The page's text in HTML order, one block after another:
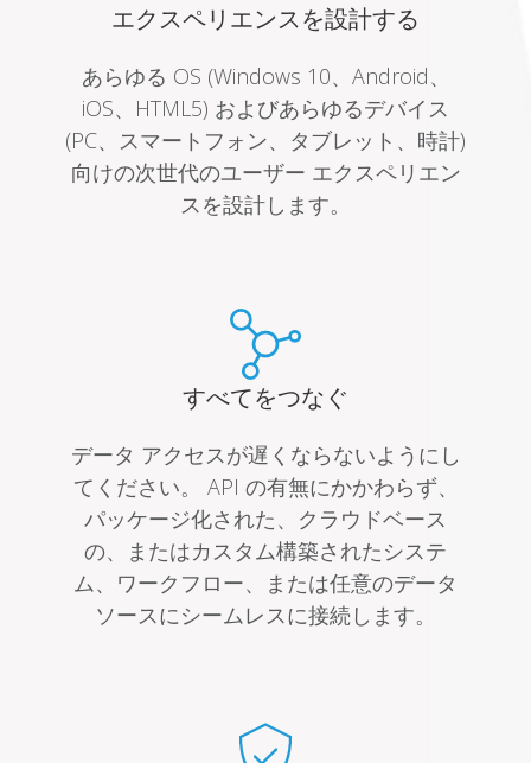
エクスペリエンスを設計する
あらゆる OS (Windows 10、Android、
iOS、HTML5) およびあらゆるデバイス
(PC、スマートフォン、タブレット、時計)
向けの次世代のユーザー エクスペリエン
スを設計します。
すべてをつなぐ
データ アクセスが遅くならないようにし
てください。 API の有無にかかわらず、
パッケージ化された、クラウドベース
の、またはカスタム構築されたシステ
ム、ワークフロー、または任意のデータ
ソースにシームレスに接続します。